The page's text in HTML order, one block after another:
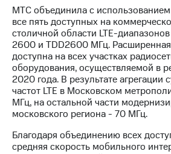
и акционерам
Корпоративное
управление
Корпоративный
секретарь
Раскрытие
информации
Информация
акционерам
Документы
ПАО
"МТС"
МТС объединила с
все пять доступных на
столичной области LTE-
2600 и TDD2600 МГц. Расширенная
доступна на всех участках
оборудования, осуществляемой в
2020 года. В результате агрегации
частот LTE в Московском
МГц, на остальной части
московского региона - 70 МГц.
Благодаря объединению всех
средняя скорость мобильного